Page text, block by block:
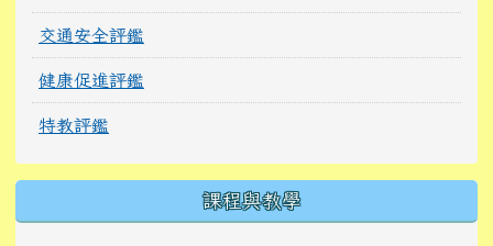
交通安全評鑑
健康促進評鑑
特教評鑑
課程與教學